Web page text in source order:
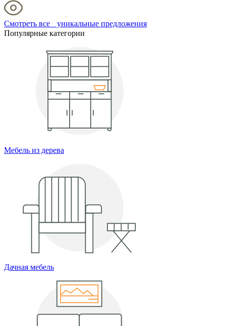
Смотреть все уникальные предложения
Популярные категории
Мебель из дерева
Дачная мебель